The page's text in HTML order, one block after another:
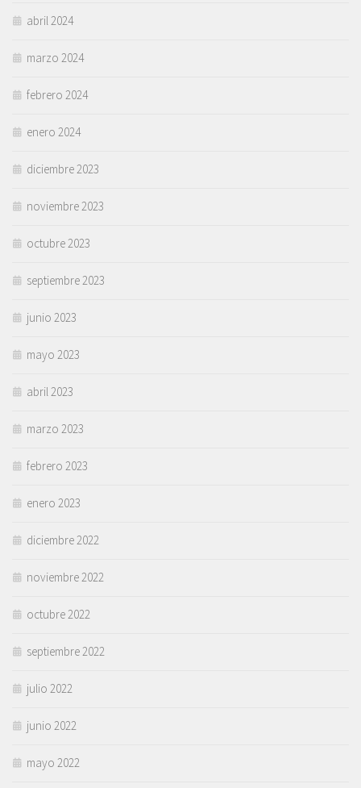
abril 2024
marzo 2024
febrero 2024
enero 2024
diciembre 2023
noviembre 2023
octubre 2023
septiembre 2023
junio 2023
mayo 2023
abril 2023
marzo 2023
febrero 2023
enero 2023
diciembre 2022
noviembre 2022
octubre 2022
septiembre 2022
julio 2022
junio 2022
mayo 2022